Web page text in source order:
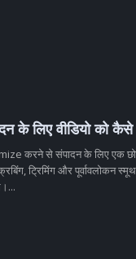
के लिए वीडियो को
करने से संपादन के लिए एक
ट्रिमिंग और पूर्वावलोकन